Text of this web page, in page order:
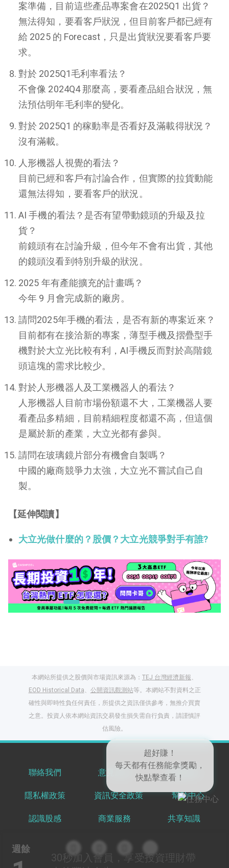
案準備，目前這些產品專案會在2025Q1 出貨？
無法得知，要看客戶狀況，但目前客戶都已經有
給 2025 的 Forecast，只是出貨狀況要看客戶要
求。
對於 2025Q1毛利率看法？
不會像 2024Q4 那麼高，要看產品組合狀況，無
法預估明年毛利率的變化。
對於 2025Q1 的稼動率是否看好及滿載得狀況？
沒有滿載。
人形機器人視覺的看法？
目前已經和客戶有討論合作，但實際的拉貨動能
還無法得知，要看客戶的狀況。
AI 手機的看法？是否有望帶動鏡頭的升級及拉
貨？
前鏡頭有在討論升級，但今年不會有出貨，其他
的鏡頭沒看到特別升級的狀況。
2025 年有產能擴充的計畫嗎？
今年 9 月會完成新的廠房。
請問2025年手機的看法，是否有新的專案近來？
目前都有在接洽新的專案，薄型手機及摺疊型手
機對於大立光比較有利，AI手機反而對於高階鏡
頭這塊的需求比較少。
對於人形機器人及工業機器人的看法？
人形機器人目前市場份額還不大，工業機器人要
看產品多精細，目前精細程度都還不高，但這個
是屬於新的產業，大立光都有參與。
請問在玻璃鏡片部分有機會自製嗎？
中國的廠商競爭力太強，大立光不嘗試自己自
製。
【延伸閱讀】
大立光做什麼的？股價？大立光競爭對手有誰?
週餘
30秒加入會員，享受投資理財帶
本網站所提供之股價與市場資訊來源為： TEJ 台灣經濟新報、
EOD Historical Data、 公開資訊觀測站等。本網站不對資料之正
確性與即時性負任何責任，所提供之資訊僅供參考，無推介買賣
之意。投資人依本網站資訊交易發生損失需自行負責，請謹慎評
估風險。
聯絡我們 意見反饋 服務條款
隱私權政策 資訊安全政策 幫助中心
認識股感 商業服務 共享知識
超好賺！
每天都有任務能拿獎勵，
快點擊查看！
登入股感會員，閱讀
任一文章
出國就缺這咖？股